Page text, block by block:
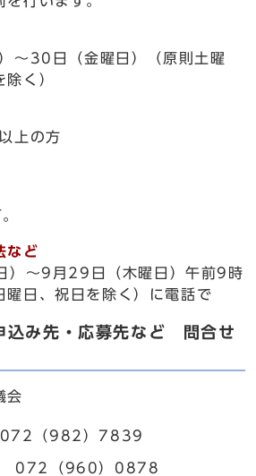
～30日（金曜日）（原則土曜
く）
上の方
など
～9月29日（木曜日）午前9時
曜日、祝日を除く）に電話で
込み先・応募先など 問合せ
会
（982）7839
072（960）0878